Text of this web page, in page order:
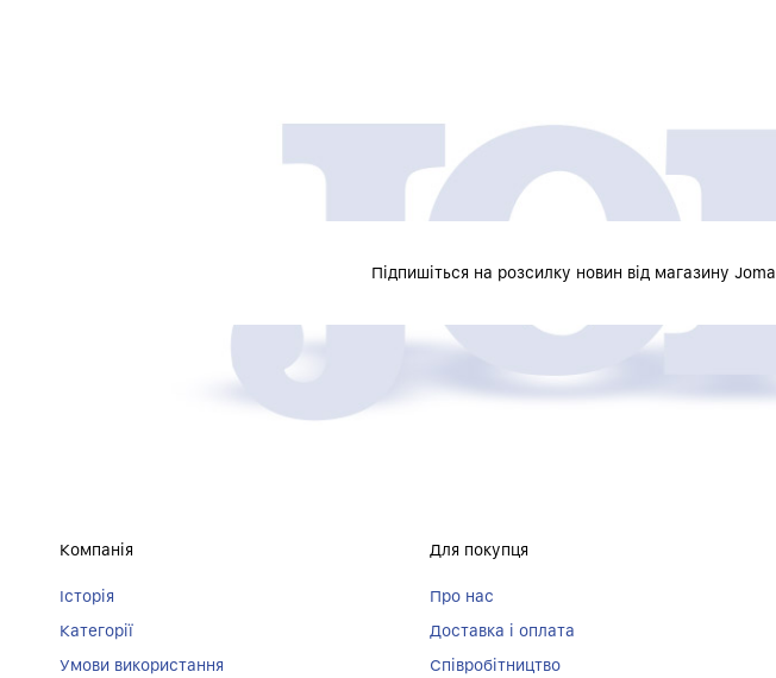
Підпишіться на розсилку новин від магазину Joma
Компанія
Історія
Категорії
Умови використання
Для покупця
Про нас
Доставка і оплата
Співробітництво